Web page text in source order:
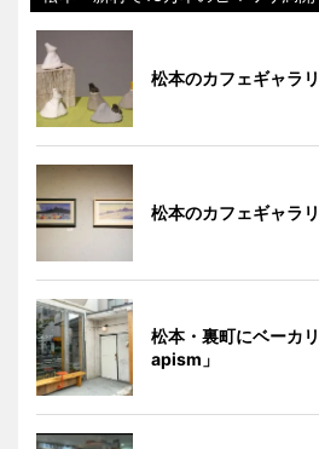
松本のカフェギャラ
松本のカフェギャラ
松本・裏町にベーカ
apism」